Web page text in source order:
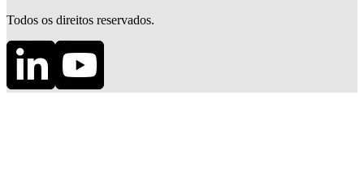
Todos os direitos reservados.